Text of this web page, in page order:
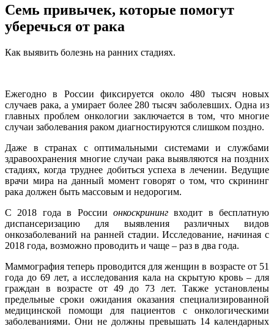
Семь привычек, которые помогут
уберечься от рака
Как выявить болезнь на ранних стадиях.
Ежегодно в России фиксируется около 480 тысяч новых
случаев рака, а умирает более 280 тысяч заболевших. Одна из
главных проблем онкологии заключается в том, что многие
случаи заболевания раком диагностируются слишком поздно.
Даже в странах с оптимальными системами и службами
здравоохранения многие случаи рака выявляются на поздних
стадиях, когда труднее добиться успеха в лечении. Ведущие
врачи мира на данный момент говорят о том, что скрининг
рака должен быть массовым и недорогим.
С 2018 года в России онкоскринингвходит в бесплатную
диспансеризацию для выявления различных видов
онкозаболеваний на ранней стадии. Исследование, начиная с
2018 года, возможно проводить и чаще – раз в два года.
Маммография теперь проводится для женщин в возрасте от 51
года до 69 лет, а исследования кала на скрытую кровь – для
граждан в возрасте от 49 до 73 лет. Также установлены
предельные сроки ожидания оказания специализированной
медицинской помощи для пациентов с онкологическими
заболеваниями. Они не должны превышать 14 календарных